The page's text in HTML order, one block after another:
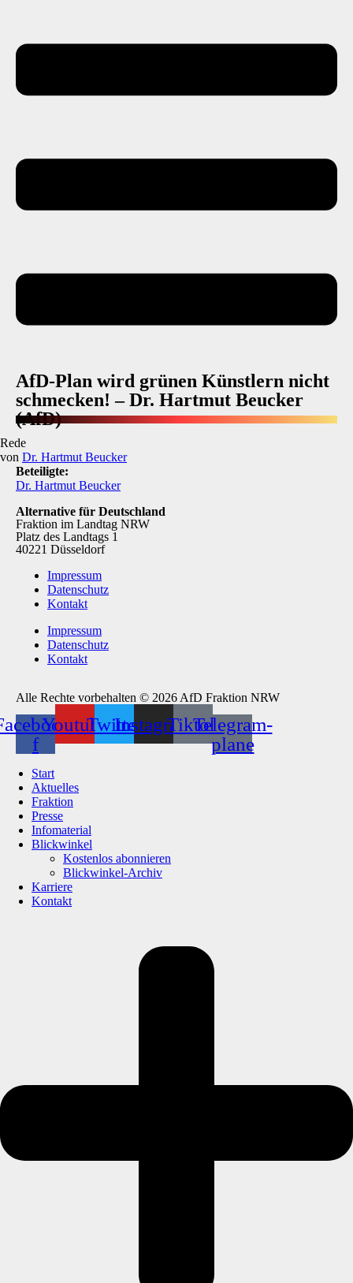
AfD-Plan wird grünen Künstlern nicht
schmecken! – Dr. Hartmut Beucker
(AfD)
Rede
von Dr. Hartmut Beucker
Beteiligte:
Dr. Hartmut Beucker
Alternative für Deutschland
Fraktion im Landtag NRW
Platz des Landtags 1
40221 Düsseldorf
Impressum
Datenschutz
Kontakt
Impressum
Datenschutz
Kontakt
Alle Rechte vorbehalten © 2026 AfD Fraktion NRW
f
YoutubeTwitterInstagramTiktokTelegram-
plane
Start
Aktuelles
Fraktion
Presse
Infomaterial
Blickwinkel
Kostenlos abonnieren
Blickwinkel-Archiv
Karriere
Kontakt